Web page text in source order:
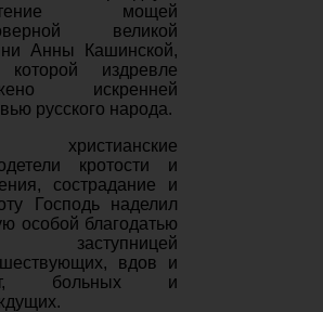
мощей
великой
Анны Кашинской,
издревле
искренней
русского народа.
кротости и
сострадание и
Господь наделил
особой благодатью
заступницей
вдов и
больных и